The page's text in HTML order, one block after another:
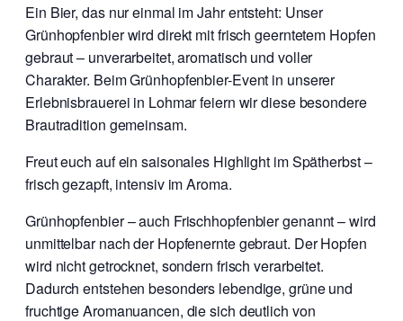
Ein Bier, das nur einmal im Jahr entsteht: Unser
Grünhopfenbier wird direkt mit frisch geerntetem Hopfen
gebraut – unverarbeitet, aromatisch und voller
Charakter. Beim Grünhopfenbier-Event in unserer
Erlebnisbrauerei in Lohmar feiern wir diese besondere
Brautradition gemeinsam.
Freut euch auf ein saisonales Highlight im Spätherbst –
frisch gezapft, intensiv im Aroma.
Grünhopfenbier – auch Frischhopfenbier genannt – wird
unmittelbar nach der Hopfenernte gebraut. Der Hopfen
wird nicht getrocknet, sondern frisch verarbeitet.
Dadurch entstehen besonders lebendige, grüne und
fruchtige Aromanuancen, die sich deutlich von